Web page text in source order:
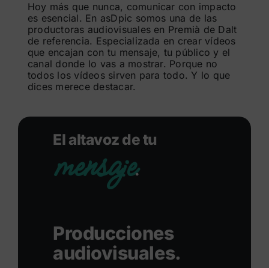
Hoy más que nunca, comunicar con impacto
es esencial. En asDpic somos una de las
productoras audiovisuales en Premià de Dalt
de referencia. Especializada en crear vídeos
que encajan con tu mensaje, tu público y el
canal donde lo vas a mostrar. Porque no
todos los vídeos sirven para todo. Y lo que
dices merece destacar.
El altavoz de tu
mensaje.
Producciones
audiovisuales.